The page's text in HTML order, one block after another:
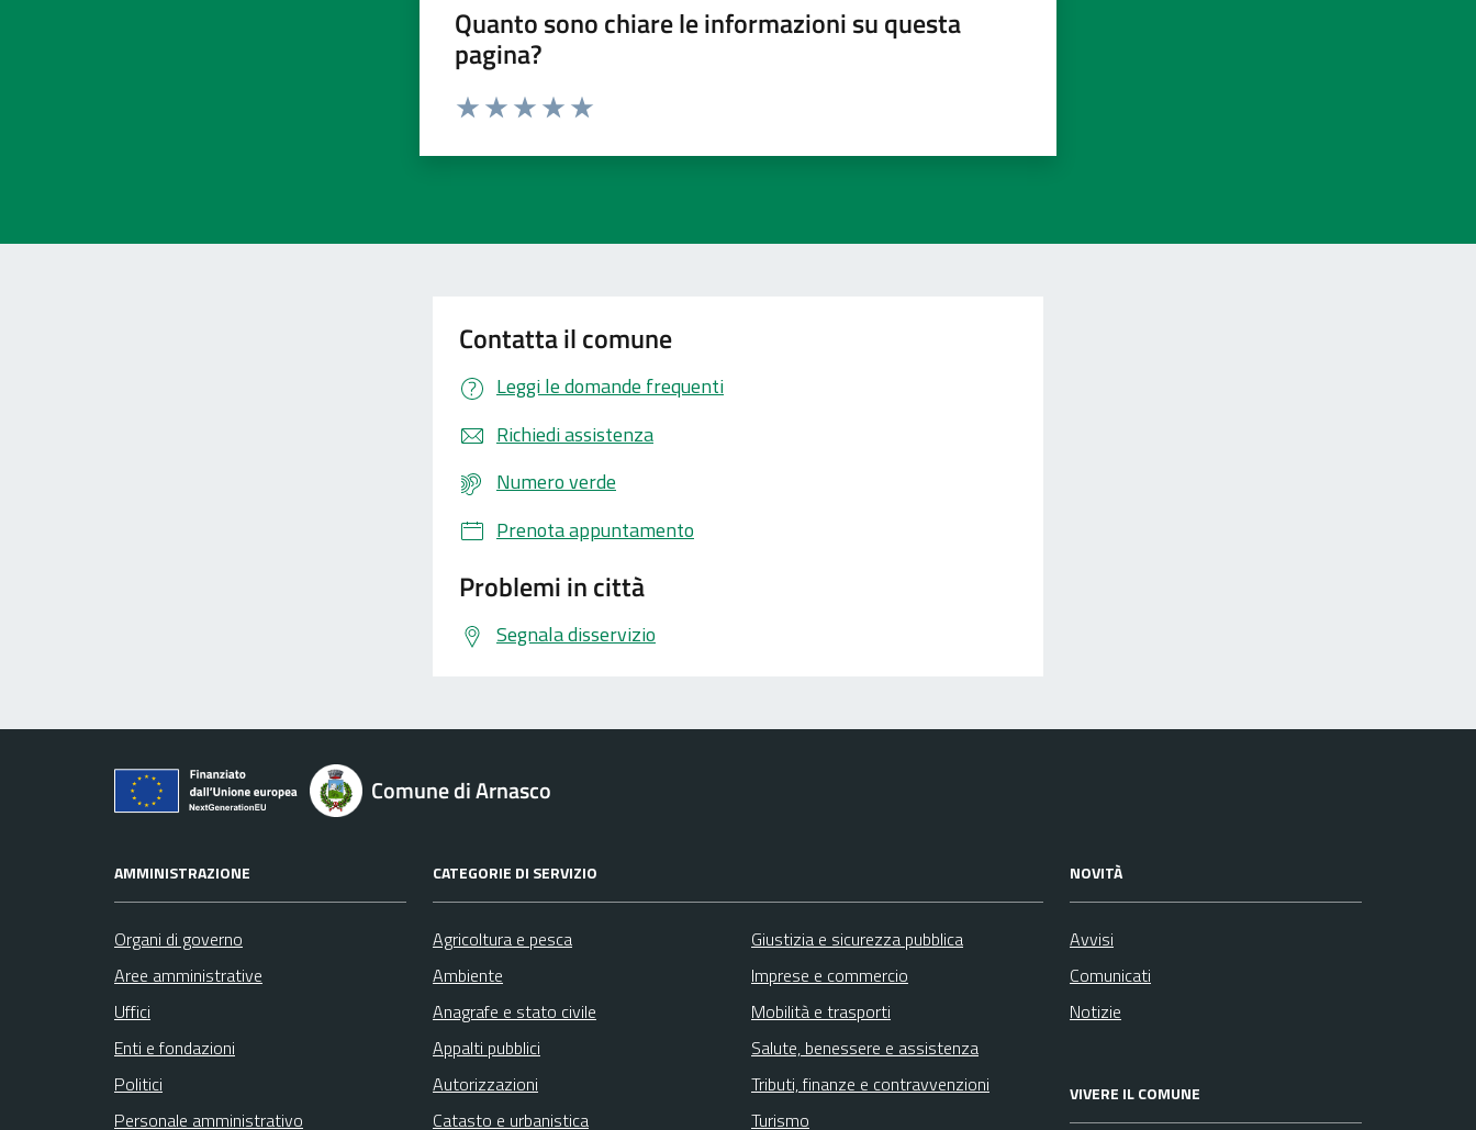
Quanto sono chiare le informazioni su questa
pagina?
Contatta il comune
Leggi le domande frequenti
Richiedi assistenza
Numero verde
Prenota appuntamento
Problemi in città
Segnala disservizio
Comune di Arnasco
AMMINISTRAZIONE
Organi di governo
Aree amministrative
Uffici
Enti e fondazioni
Politici
Personale amministrativo
CATEGORIE DI SERVIZIO
Agricoltura e pesca
Ambiente
Anagrafe e stato civile
Appalti pubblici
Autorizzazioni
Catasto e urbanistica
Giustizia e sicurezza pubblica
Imprese e commercio
Mobilità e trasporti
Salute, benessere e assistenza
Tributi, finanze e contravvenzioni
Turismo
NOVITÀ
Avvisi
Comunicati
Notizie
VIVERE IL COMUNE